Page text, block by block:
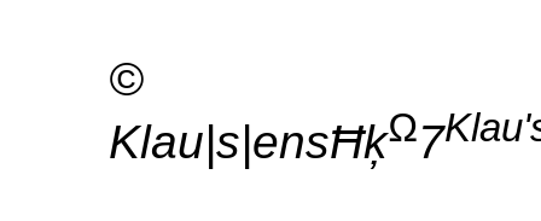
©
Klau|s|ensĦķΩ7